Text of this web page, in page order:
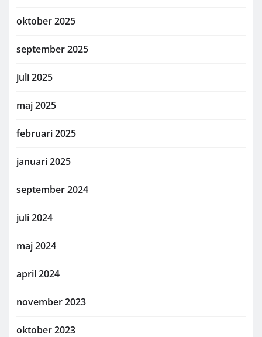
oktober 2025
september 2025
juli 2025
maj 2025
februari 2025
januari 2025
september 2024
juli 2024
maj 2024
april 2024
november 2023
oktober 2023